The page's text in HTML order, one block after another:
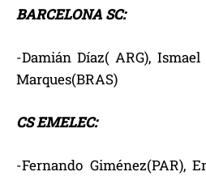
BARCELONA SC:
-Damián Díaz( ARG),
Marques(BRAS)
CS EMELEC:
-Fernando Giménez(PAR),